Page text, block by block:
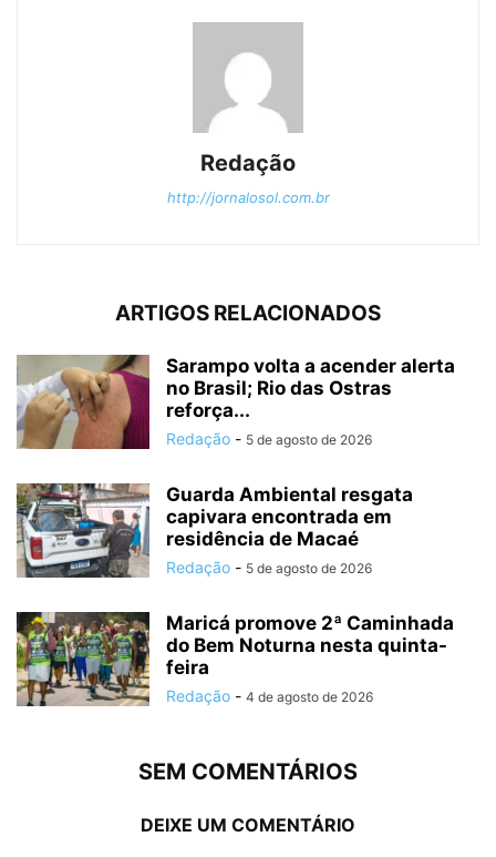
Redação
http://jornalosol.com.br
ARTIGOS RELACIONADOS
Sarampo volta a acender alerta
no Brasil; Rio das Ostras
reforça...
Redação - 5 de agosto de 2026
Guarda Ambiental resgata
capivara encontrada em
residência de Macaé
Redação - 5 de agosto de 2026
Maricá promove 2ª Caminhada
do Bem Noturna nesta quinta-
feira
Redação - 4 de agosto de 2026
SEM COMENTÁRIOS
DEIXE UM COMENTÁRIO